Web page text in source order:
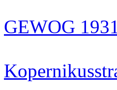
GEWOG 1931